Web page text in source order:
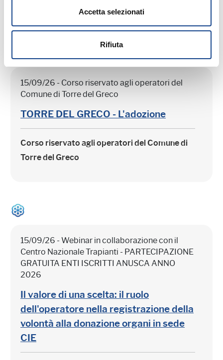
Accetta selezionati
Rifiuta
15/09/26 - Corso riservato agli operatori del
Comune di Torre del Greco
TORRE DEL GRECO - L'adozione
Corso riservato agli operatori del Comune di
Torre del Greco
15/09/26 - Webinar in collaborazione con il
Centro Nazionale Trapianti - PARTECIPAZIONE
GRATUITA ENTI ISCRITTI ANUSCA ANNO
2026
Il valore di una scelta: il ruolo
dell'operatore nella registrazione della
volontà alla donazione organi in sede
CIE